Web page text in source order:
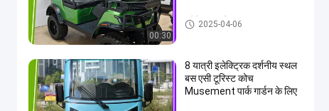
00:30
इलेक्ट्रिक टूरिस्ट कार
2025-04-06
8 यात्री इलेक्ट्रिक दर्शनीय स्थल
बस एसी टूरिस्ट कोच
Musement पार्क गार्डन के लिए